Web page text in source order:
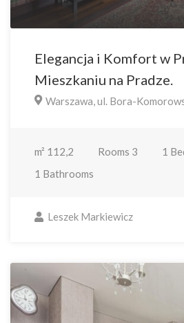
Elegancja i Komfort w
Mieszkaniu na Pradze.
Warszawa, ul. Bora-
m² 112,2 Rooms 3 1
1 Bathrooms
Leszek Markiewicz